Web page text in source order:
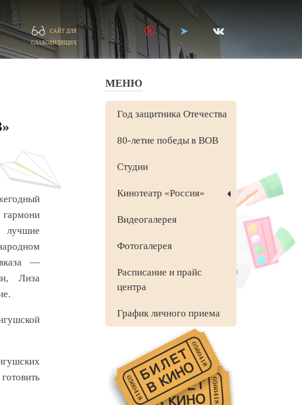
САЙТ ДЛЯ
СЛАБОВИДЯЩИХ
—
Лиза
МЕНЮ
Год защитника Отечества
80-летие победы в ВОВ
Студии
Кинотеатр «Россия»
Видеогалерея
Фотогалерея
Расписание и прайс
центра
График личного приема